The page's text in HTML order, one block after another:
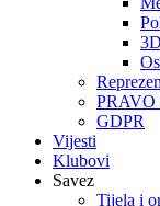
GDPR
Vijesti
Klubovi
Savez
Tijela i